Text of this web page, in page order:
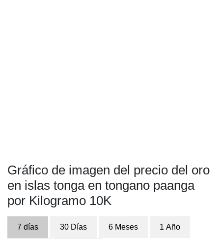
Gráfico de imagen del precio del oro
en islas tonga en tongano paanga
por Kilogramo 10K
7 días 30 Días 6 Meses 1 Año